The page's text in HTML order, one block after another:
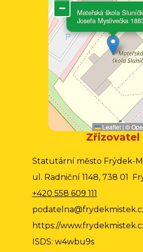
Mateřská škola
Josefa Myslivečka
−
Leaflet | ©
Zřizovatel
Statutární město Frýdek-
ul. Radniční 1148, 738 01
+420 558 609 111
https://
ISDS: w4wbu9s